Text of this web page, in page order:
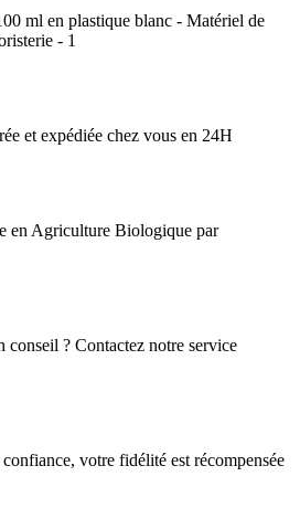
et expédiée chez vous en 24H
en Agriculture Biologique par
? Contactez notre service
votre fidélité est récompensée